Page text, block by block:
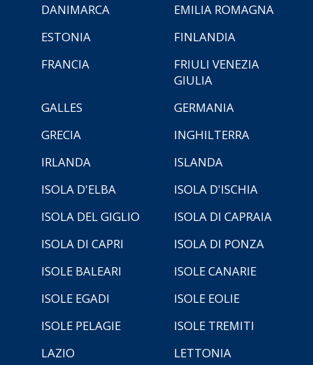
DANIMARCA
EMILIA ROMAGNA
ESTONIA
FINLANDIA
FRANCIA
FRIULI VENEZIA
GIULIA
GALLES
GERMANIA
GRECIA
INGHILTERRA
IRLANDA
ISLANDA
ISOLA D'ELBA
ISOLA D'ISCHIA
ISOLA DEL GIGLIO
ISOLA DI CAPRAIA
ISOLA DI CAPRI
ISOLA DI PONZA
ISOLE BALEARI
ISOLE CANARIE
ISOLE EGADI
ISOLE EOLIE
ISOLE PELAGIE
ISOLE TREMITI
LAZIO
LETTONIA